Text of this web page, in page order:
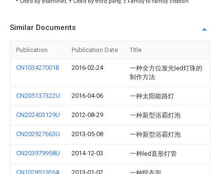
Similar Documents
Publication Publication Date Title
CN103427001B 2016-02-24
一种全方位发光led灯珠的
制作方法
CN205137322U 2016-04-06 一种太阳能路灯
CN202403129U 2012-08-29 一种新型浴霸灯泡
CN202927663U 2013-05-08 一种新型浴霸灯泡
CN203979958U 2014-12-03 一种led直形灯管
CN102851926A 2013-01-02